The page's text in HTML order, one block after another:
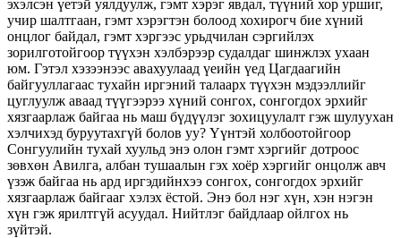
эхэлсэн үетэй уялдуулж, гэмт хэрэг явдал, түүний хор уршиг,
учир шалтгаан, гэмт хэрэгтэн болоод хохирогч бие хүний
онцлог байдал, гэмт хэргээс урьдчилан сэргийлэх
зорилготойгоор түүхэн хэлбэрээр судалдаг шинжлэх ухаан
юм. Гэтэл хэзээнээс авахуулаад үеийн үед Цагдаагийн
байгууллагаас тухайн иргэний талаарх түүхэн мэдээллийг
цуглуулж аваад түүгээрээ хүний сонгох, сонгогдох эрхийг
хязгаарлаж байгаа нь маш бүдүүлэг зохицуулалт гэж шулуухан
хэлчихэд буруутахгүй болов уу? Үүнтэй холбоотойгоор
Сонгуулийн тухай хуульд энэ олон гэмт хэргийг дотроос
зөвхөн Авилга, албан тушаалын гэх хоёр хэргийг онцолж авч
үзэж байгаа нь ард иргэдийнхээ сонгох, сонгогдох эрхийг
хязгаарлаж байгааг хэлэх ёстой. Энэ бол нэг хүн, хэн нэгэн
хүн гэж ярилтгүй асуудал. Нийтлэг байдлаар ойлгох нь
зүйтэй.